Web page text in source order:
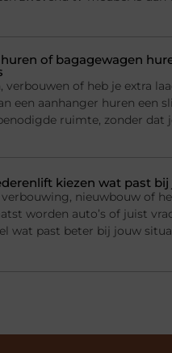
of bagagewagen
verbouwen of heb je extra
een aanhanger huren een
ruimte, zonder dat
kiezen wat past
verbouwing, nieuwbouw of
worden auto’s of juist
wat past beter bij jouw